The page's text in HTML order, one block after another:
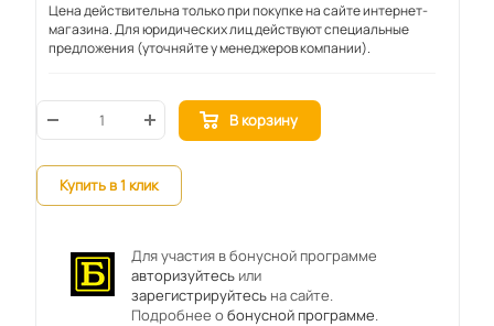
Цена действительна только при покупке на сайте интернет-
магазина. Для юридических лиц действуют специальные
предложения (уточняйте у менеджеров компании).
В корзину
Купить в 1 клик
Для участия в бонусной программе
авторизуйтесьили
зарегистрируйтесьна сайте.
Подробнее обонусной программе.